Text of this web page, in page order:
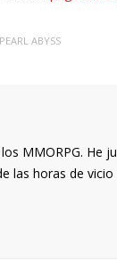
PEARL ABYSS
MMORPG. He
las horas de